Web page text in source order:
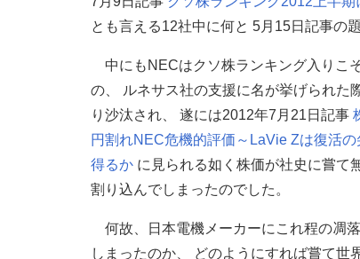
とも言える12社中に何と 5月15日記事の
中にもNECはクソ株ランキング入りこ
の、 ルネサス社の支援に名が挙げられた
り沙汰され、 遂には2012年7月21日記事
円割れNEC危機的評価～LaVie Zは復活の
得るか に見られる如く株価が社史に嘗て
割り込んでしまったのでした。
何故、日本電機メーカーにこれ程の凋
しまったのか、 どのようにすれば嘗て世